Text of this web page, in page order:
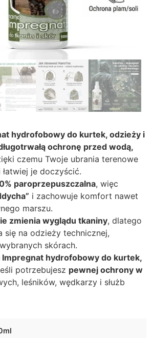
hydrofobowy do kurtek, odzieży i
ochronę przed wodą,
czemu Twoje ubrania terenowe
je doczyścić.
paroprzepuszczalna, więc
i zachowuje komfort nawet
marszu.
zmienia wyglądu tkaniny, dlatego
się na odzieży technicznej,
skórach.
Impregnat hydrofobowy do kurtek,
potrzebujesz pewnej ochrony w
leśników, wędkarzy i służb